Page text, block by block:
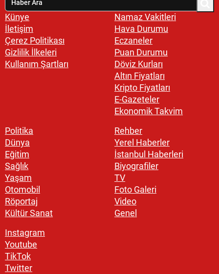
Künye
İletişim
Çerez Politikası
Gizlilik İlkeleri
Kullanım Şartları
Namaz Vakitleri
Hava Durumu
Eczaneler
Puan Durumu
Döviz Kurları
Altın Fiyatları
Kripto Fiyatları
E-Gazeteler
Ekonomik Takvim
Politika
Dünya
Eğitim
Sağlık
Yaşam
Otomobil
Röportaj
Kültür Sanat
Rehber
Yerel Haberler
İstanbul Haberleri
Biyografiler
TV
Foto Galeri
Video
Genel
Instagram
Youtube
TikTok
Twitter